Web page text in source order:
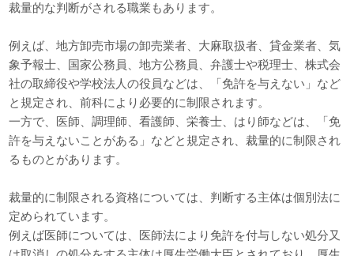
裁量的な判断がされる職業もあります。
例えば、地方卸売市場の卸売業者、大麻取扱者、貸金業者、気
象予報士、国家公務員、地方公務員、弁護士や税理士、株式会
社の取締役や学校法人の役員などは、「免許を与えない」など
と規定され、前科により必要的に制限されます。
一方で、医師、調理師、看護師、栄養士、はり師などは、「免
許を与えないことがある」などと規定され、裁量的に制限され
るものとがあります。
裁量的に制限される資格については、判断する主体は個別法に
定められています。
例えば医師については、医師法により免許を付与しない処分又